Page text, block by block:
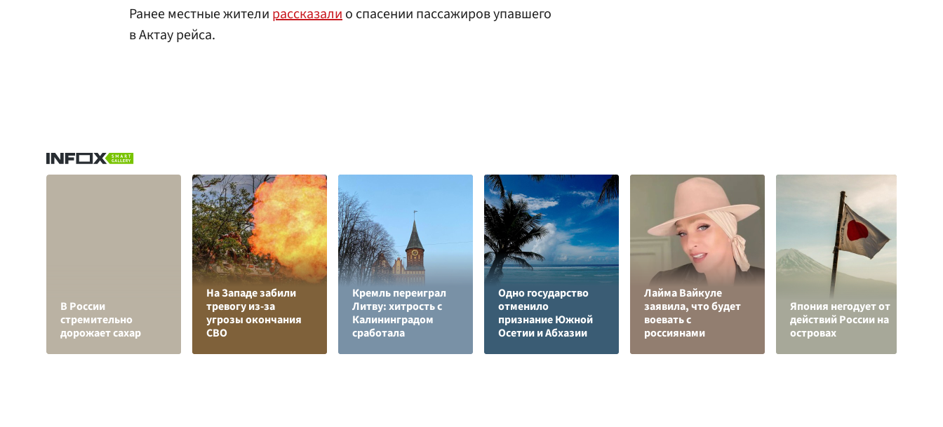
Ранее местные жители рассказалио спасении пассажиров упавшего
в Актау рейса.
В России
стремительно
дорожает сахар
На Западе забили
тревогу из-за
угрозы окончания
СВО
Кремль переиграл
Литву: хитрость с
Калининградом
сработала
Одно государство
отменило
признание Южной
Осетии и Абхазии
Лайма Вайкуле
заявила, что будет
воевать с
россиянами
Япония негодует от
действий России на
островах